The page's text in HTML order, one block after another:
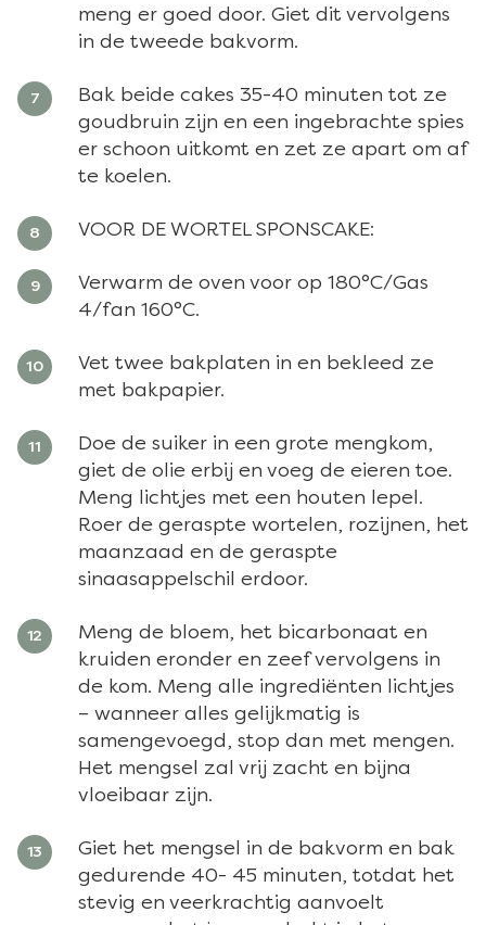
meng er goed door. Giet dit vervolgens
in de tweede bakvorm.
Bak beide cakes 35-40 minuten tot ze
goudbruin zijn en een ingebrachte spies
er schoon uitkomt en zet ze apart om af
te koelen.
VOOR DE WORTEL SPONSCAKE:
Verwarm de oven voor op 180°C/Gas
4/fan 160°C.
Vet twee bakplaten in en bekleed ze
met bakpapier.
Doe de suiker in een grote mengkom,
giet de olie erbij en voeg de eieren toe.
Meng lichtjes met een houten lepel.
Roer de geraspte wortelen, rozijnen, het
maanzaad en de geraspte
sinaasappelschil erdoor.
Meng de bloem, het bicarbonaat en
kruiden eronder en zeef vervolgens in
de kom. Meng alle ingrediënten lichtjes
– wanneer alles gelijkmatig is
samengevoegd, stop dan met mengen.
Het mengsel zal vrij zacht en bijna
vloeibaar zijn.
Giet het mengsel in de bakvorm en bak
gedurende 40- 45 minuten, totdat het
stevig en veerkrachtig aanvoelt